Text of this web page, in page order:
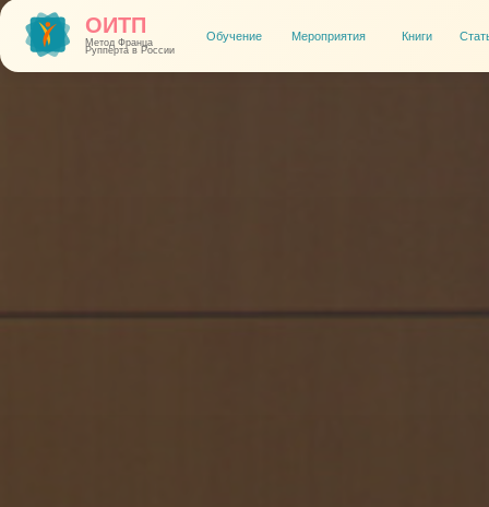
Статьи и видео
Мероприятия
Обучение Книги
Метод Франца
Рупперта в России
ОИТП